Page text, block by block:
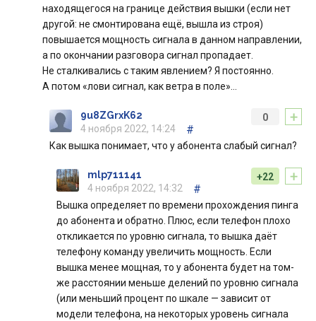
находящегося на границе действия вышки (если нет
другой: не смонтирована ещё, вышла из строя)
повышается мощность сигнала в данном направлении,
а по окончании разговора сигнал пропадает.
Не сталкивались с таким явлением? Я постоянно.
А потом «лови сигнал, как ветра в поле»…
+
0
9u8ZGrxK62
4 ноября 2022, 14:24
#
Как вышка понимает, что у абонента слабый сигнал?
+
+22
mlp711141
4 ноября 2022, 14:32
#
Вышка определяет по времени прохождения пинга
до абонента и обратно. Плюс, если телефон плохо
откликается по уровню сигнала, то вышка даёт
телефону команду увеличить мощность. Если
вышка менее мощная, то у абонента будет на том-
же расстоянии меньше делений по уровню сигнала
(или меньший процент по шкале — зависит от
модели телефона, на некоторых уровень сигнала